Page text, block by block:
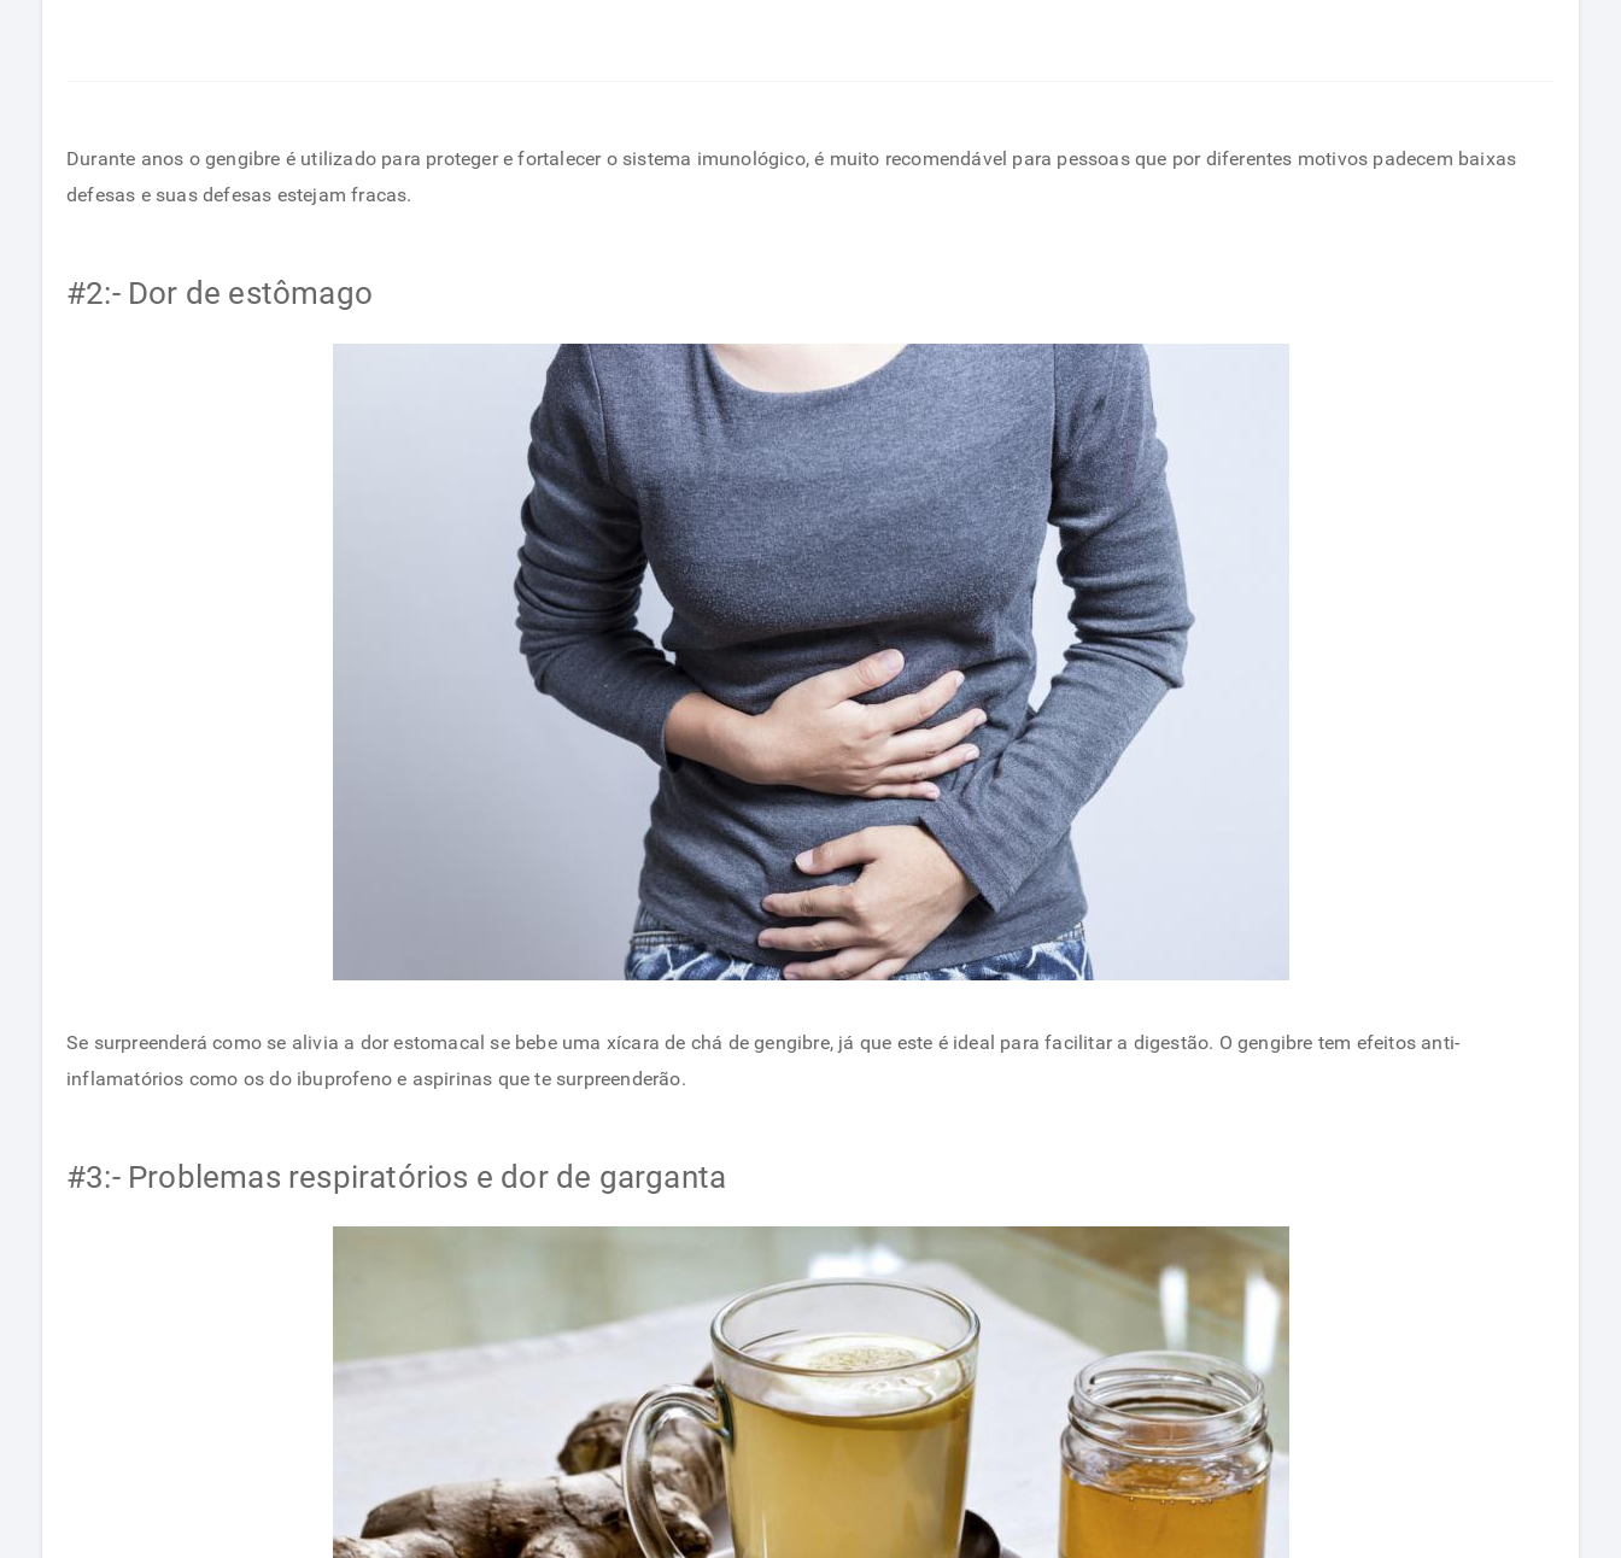
Durante anos o gengibre é utilizado para proteger e fortalecer o sistema imunológico, é muito recomendável para pessoas que por diferentes motivos padecem baixas
defesas e suas defesas estejam fracas.
#2:- Dor de estômago
Se surpreenderá como se alivia a dor estomacal se bebe uma xícara de chá de gengibre, já que este é ideal para facilitar a digestão. O gengibre tem efeitos anti-
inflamatórios como os do ibuprofeno e aspirinas que te surpreenderão.
#3:- Problemas respiratórios e dor de garganta